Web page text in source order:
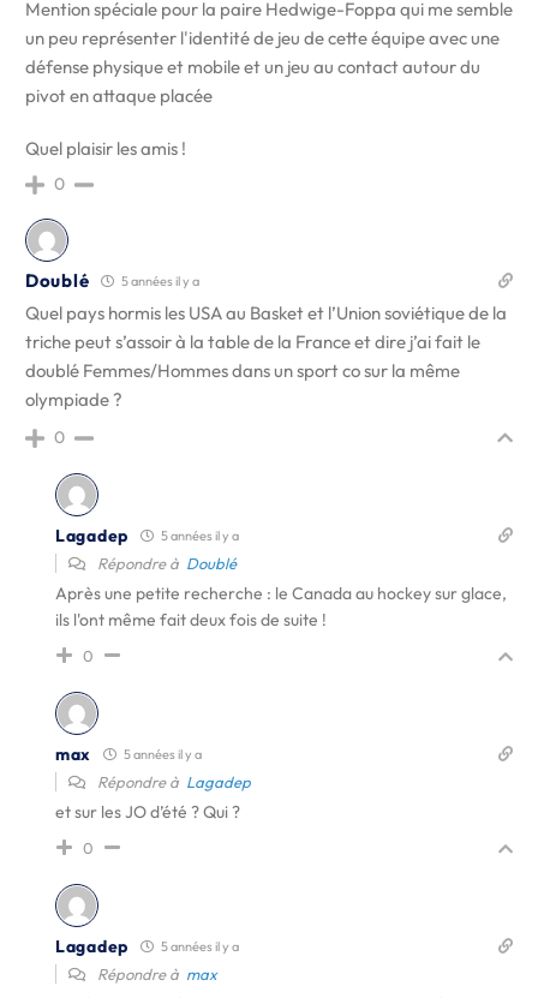
Mention spéciale pour la paire Hedwige-Foppa qui me semble
un peu représenter l'identité de jeu de cette équipe avec une
défense physique et mobile et un jeu au contact autour du
pivot en attaque placée
Quel plaisir les amis !
0
Doublé 5 années il y a
Quel pays hormis les USA au Basket et l’Union soviétique de la
triche peut s’assoir à la table de la France et dire j’ai fait le
doublé Femmes/Hommes dans un sport co sur la même
olympiade ?
0
Lagadep 5 années il y a
Répondre à Doublé
Après une petite recherche : le Canada au hockey sur glace,
ils l'ont même fait deux fois de suite !
0
max 5 années il y a
Répondre à Lagadep
et sur les JO d’été ? Qui ?
0
Lagadep 5 années il y a
Répondre à max